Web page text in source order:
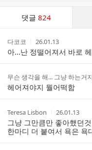
댓글 824
스
작
성
자
다코코
작
성
시
간
26.01.13
아...난 정떨어져서 바로
작
성
자
무슨 생각을 해... 그냥 하는거지
헤어져야지 뭘어떡함
작
성
자
Teresa Lisbon
작
성
시
간
26.01.13
그냥 그만큼만 좋아했던
한마디 더 붙여서 욕은 욕